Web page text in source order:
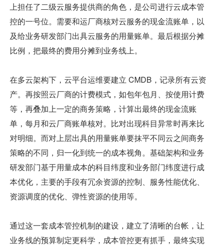
上担任了二级云服务提供商的角色，是公司进行云成本管
控的一号位。需要和运厂商核对云服务的现金流账单，以
及给业务研发部门出具云服务的用量账单。最后根据分摊
比例，把最终的费用分摊到业务线上。
在多云架构下，云平台运维要建立 CMDB，记录所有云资
产。再按照云厂商的计费模式，如包年包月、按使用计费
等，再叠加上一定的商务策略，计算出最终的现金流账
单，每月和云厂商账单核对。比对出现科目异常时再来比
对明细。而对上层出具的用量账单要抹平不同云之间商务
策略的不同，归一化到统一的成本视角。基础架构和业务
研发部门基于用量成本的科目纬度和业务部门纬度进行成
本优化，主要的手段有冗余资源的控制、服务性能优化、
资源调度的优化、弹性资源的使用等。
通过这一套成本管控机制的建设，建立了清晰的台帐，让
业务线的预算制定更科学，成本管控更有抓手，最终实现